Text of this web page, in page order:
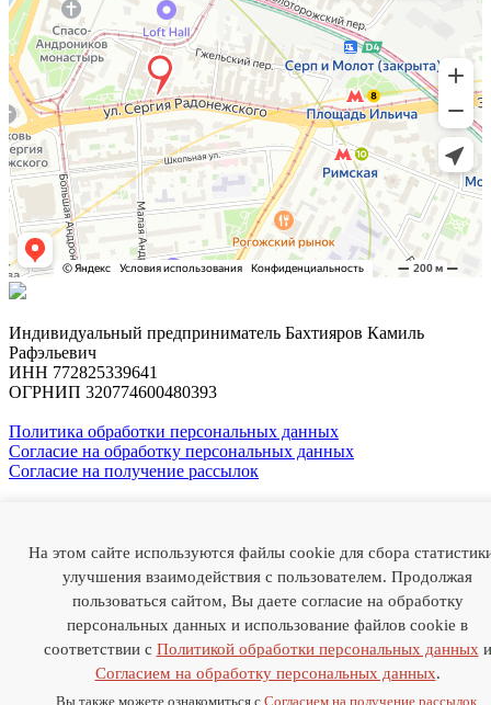
Индивидуальный предприниматель Бахтияров Камиль
Рафэльевич
ИНН 772825339641
ОГРНИП 320774600480393
Политика обработки персональных данных
Согласие на обработку персональных данных
Согласие на получение рассылок
Камиль Бахтияров
О докторе Случаи из практики Отзывы Статьи Медиа Наука
Цены
Thank you! Your submission has been received!
Oops! Something went wrong while submitting the form.
+7 985-786-22-55
На этом сайте используются файлы cookie для сбора
улучшения взаимодействия с пользователем. Продолжая
пользоваться сайтом, Вы даете согласие на обработку
персональных данных и использование файлов cookie в
соответствии с Политикой обработки персональных данных и
Согласием на обработку персональных данных.
Вы также можете ознакомиться с Согласием на получение рассылок.